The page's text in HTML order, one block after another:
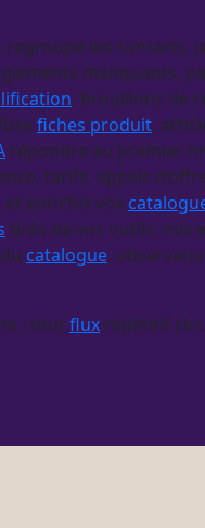
regroupe les contacts,
manquants,
, brouillons de
fiches produit,
répondre au premier
tarifs, appels
et enrichis vos
tirés de vos outils, mis
catalogue,
: tout flux répétitif